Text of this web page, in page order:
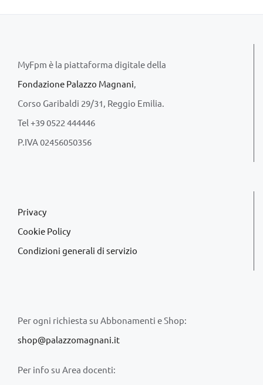
MyFpm è la piattaforma digitale della
Fondazione Palazzo Magnani,
Corso Garibaldi 29/31, Reggio Emilia.
Tel +39 0522 444446
P.IVA 02456050356
Privacy
Cookie Policy
Condizioni generali di servizio
Per ogni richiesta su Abbonamenti e Shop:
shop@palazzomagnani.it
Per info su Area docenti: